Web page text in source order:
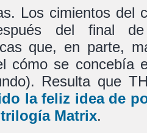
Los cimientos del
del final
que, en parte,
cómo se concebía
Resulta que
la feliz idea de
Matrix.